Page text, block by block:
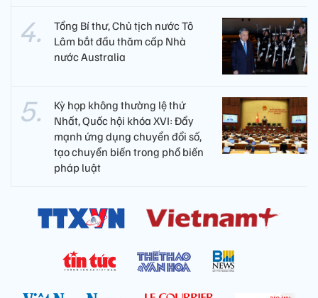
Tổng Bí thư, Chủ tịch nước Tô
Lâm bắt đầu thăm cấp Nhà
nước Australia
Kỳ họp không thường lệ thứ
Nhất, Quốc hội khóa XVI: Đẩy
mạnh ứng dụng chuyển đổi số,
tạo chuyển biến trong phổ biến
pháp luật